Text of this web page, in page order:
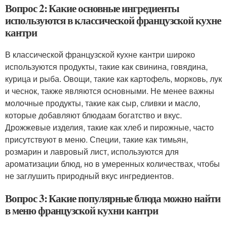
Вопрос 2: Какие основные ингредиенты
используются в классической французской кухне
кантри
В классической французской кухне кантри широко
используются продукты, такие как свинина, говядина,
курица и рыба. Овощи, такие как картофель, морковь, лук
и чеснок, также являются основными. Не менее важны
молочные продукты, такие как сыр, сливки и масло,
которые добавляют блюдаам богатство и вкус.
Дрожжевые изделия, такие как хлеб и пирожные, часто
присутствуют в меню. Специи, такие как тимьян,
розмарин и лавровый лист, используются для
ароматизации блюд, но в умеренных количествах, чтобы
не заглушить природный вкус ингредиентов.
Вопрос 3: Какие популярные блюда можно найти
в меню французской кухни кантри